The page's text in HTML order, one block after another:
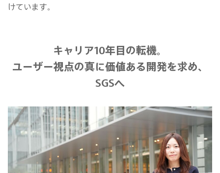
けています。
キャリア10年目の転機。
ユーザー視点の真に価値ある開発を求め、
SGSへ